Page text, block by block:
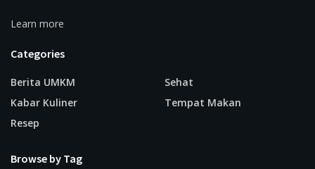
Learn more
Categories
Berita UMKM
Kabar Kuliner
Resep
Sehat
Tempat Makan
Browse by Tag